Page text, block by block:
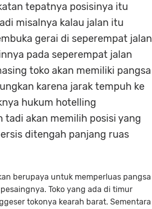
tepatnya posisinya itu
misalnya kalau jalan itu
gerai di seperempat jalan
pada seperempat jalan
toko akan memiliki pangsa
karena jarak tempuh ke
hukum hotelling
tadi akan memilih posisi yang
ditengah panjang ruas
berupaya untuk memperluas pangsa
Toko yang ada di timur
tokonya kearah barat. Sementara